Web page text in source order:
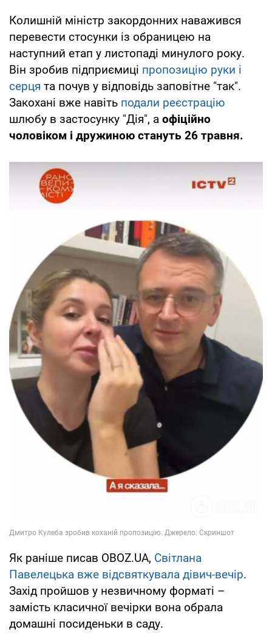
Колишній міністр закордонних наважився
перевести стосунки із обраницею на
наступний етап у листопаді минулого року.
Він зробив підприємиці пропозицію руки і
серця та почув у відповідь заповітне "так".
Закохані вже навіть подали реєстрацію
шлюбу в застосунку "Дія", а офіційно
чоловіком і дружиною стануть 26 травня.
Як раніше писав OBOZ.UA, Світлана
Павелецька вже відсвяткувала дівич-вечір.
Захід пройшов у незвичному форматі –
замість класичної вечірки вона обрала
домашні посиденьки в саду.